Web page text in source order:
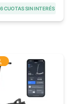
CUOTAS SIN INTERÉS